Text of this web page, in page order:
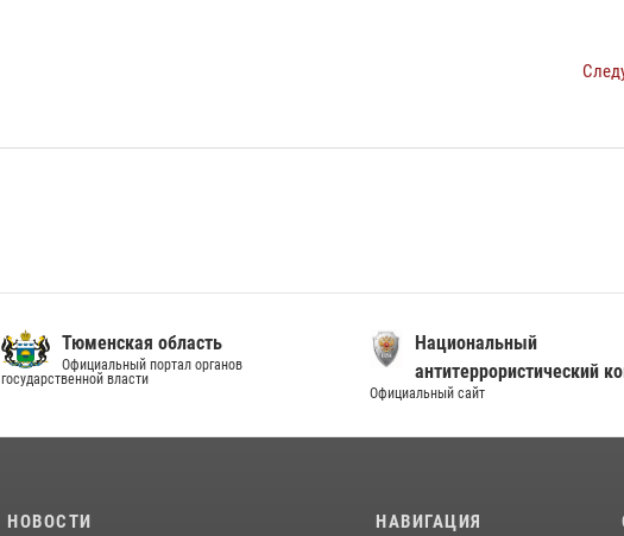
Тюменская область
Официальный портал органов
государственной власти
Национальный
антитеррористический
Официальный сайт
НОВОСТИ НАВИГАЦИЯ